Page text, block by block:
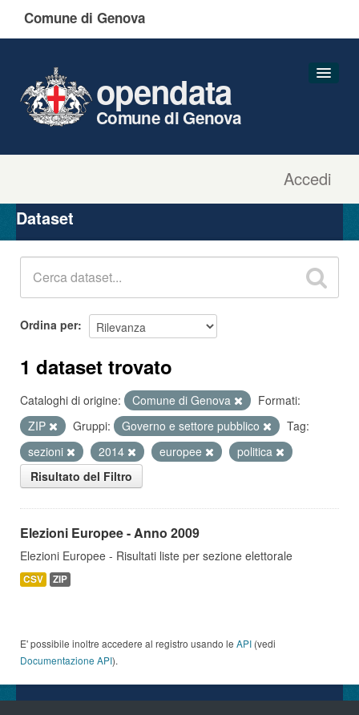
Comune di Genova
Accedi
opendata
Comune di Genova
Organizzazioni
Gruppi
Dataset
Ordina per
1 dataset trovato
Cataloghi di origine: Comune di Genova
Formati:
ZIP
Gruppi: Governo e settore pubblico
Tag:
sezioni
2014 europee
politica
Risultato del Filtro
Elezioni Europee - Anno 2009
Elezioni Europee - Risultati liste per sezione elettorale
CSV ZIP
E' possibile inoltre accedere al registro usando le API (vedi
Documentazione API).